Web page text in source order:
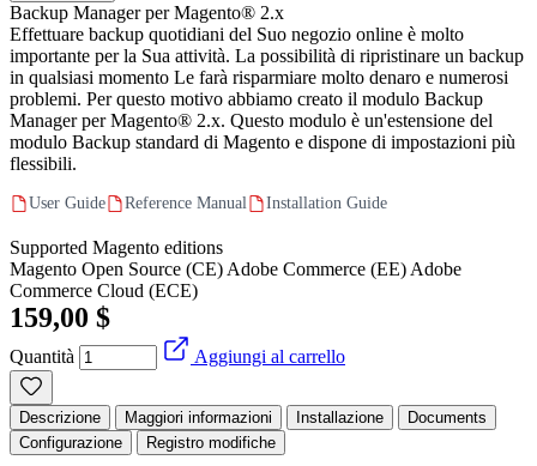
Backup Manager per Magento® 2.x
Effettuare backup quotidiani del Suo negozio online è molto
importante per la Sua attività. La possibilità di ripristinare un backup
in qualsiasi momento Le farà risparmiare molto denaro e numerosi
problemi. Per questo motivo abbiamo creato il modulo Backup
Manager per Magento® 2.x. Questo modulo è un'estensione del
modulo Backup standard di Magento e dispone di impostazioni più
flessibili.
User Guide Reference Manual Installation Guide
Supported Magento editions
Magento Open Source (CE) Adobe Commerce (EE) Adobe
Commerce Cloud (ECE)
159,00 $
Quantità Aggiungi al carrello
Descrizione Maggiori informazioni Installazione
Documents
Configurazione
Registro modifiche